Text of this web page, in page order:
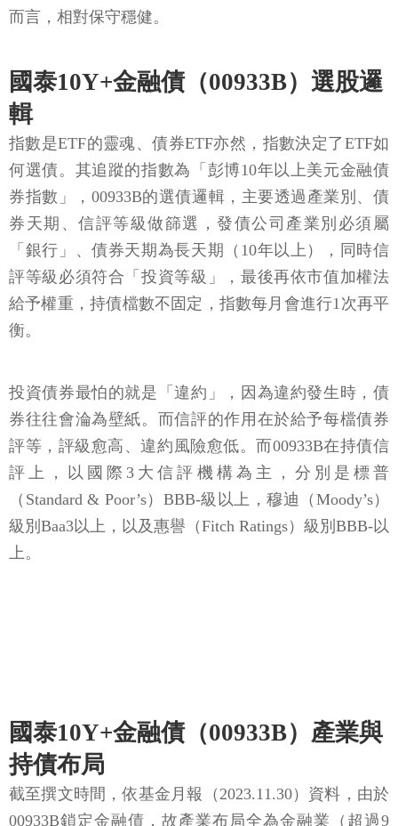
而言，相對保守穩健。
國泰10Y+金融債（00933B）選股邏
輯
指數是ETF的靈魂、債券ETF亦然，指數決定了ETF如
何選債。其追蹤的指數為「彭博10年以上美元金融債
券指數」，00933B的選債邏輯，主要透過產業別、債
券天期、信評等級做篩選，發債公司產業別必須屬
「銀行」、債券天期為長天期（10年以上），同時信
評等級必須符合「投資等級」，最後再依市值加權法
給予權重，持債檔數不固定，指數每月會進行1次再平
衡。
投資債券最怕的就是「違約」，因為違約發生時，債
券往往會淪為壁紙。而信評的作用在於給予每檔債券
評等，評級愈高、違約風險愈低。而00933B在持債信
評上，以國際3大信評機構為主，分別是標普
（Standard & Poor’s）BBB-級以上，穆迪（Moody’s）
級別Baa3以上，以及惠譽（Fitch Ratings）級別BBB-以
上。
國泰10Y+金融債（00933B）產業與
持債布局
截至撰文時間，依基金月報（2023.11.30）資料，由於
00933B鎖定金融債，故產業布局全為金融業（超過9